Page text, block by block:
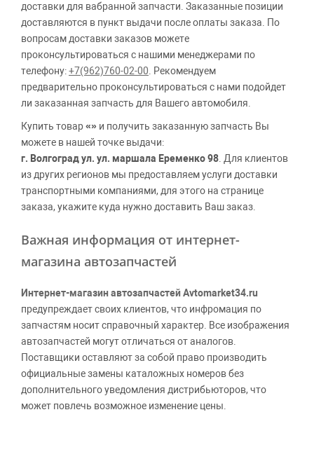
доставки для вабранной запчасти. Заказанные позиции
доставляются в пункт выдачи после оплаты заказа. По
вопросам доставки заказов можете
проконсультироваться с нашими менеджерами по
телефону:+7(962)760-02-00 . Рекомендуем
предварительно проконсультироваться с нами подойдет
ли заказанная запчасть для Вашего автомобиля.
Купить товар«» и получить заказанную запчасть Вы
можете в нашей точке выдачи:
г. Волгоград ул. ул. маршала Еременко 98 . Для клиентов
из других регионов мы предоставляем услуги доставки
транспортными компаниями, для этого на странице
заказа, укажите куда нужно доставить Ваш заказ.
Важная информация от интернет-
магазина автозапчастей
Интернет-магазин автозапчастей Avtomarket34.ru
предупреждает своих клиентов, что инфромация по
запчастям носит справочный характер. Все изображения
автозапчастей могут отличаться от аналогов.
Поставщики оставляют за собой право производить
официальные замены каталожных номеров без
дополнительного уведомления дистрибьюторов, что
может повлечь возможное изменение цены.